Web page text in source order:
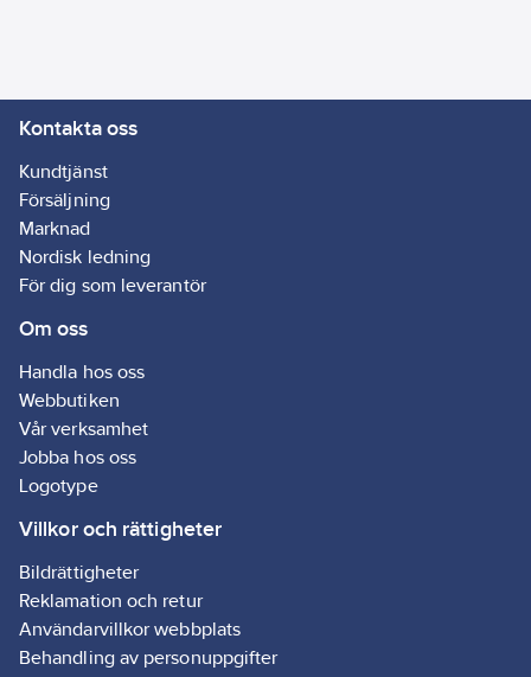
Kontakta oss
Kundtjänst
Försäljning
Marknad
Nordisk ledning
För dig som leverantör
Om oss
Handla hos oss
Webbutiken
Vår verksamhet
Jobba hos oss
Logotype
Villkor och rättigheter
Bildrättigheter
Reklamation och retur
Användarvillkor webbplats
Behandling av personuppgifter